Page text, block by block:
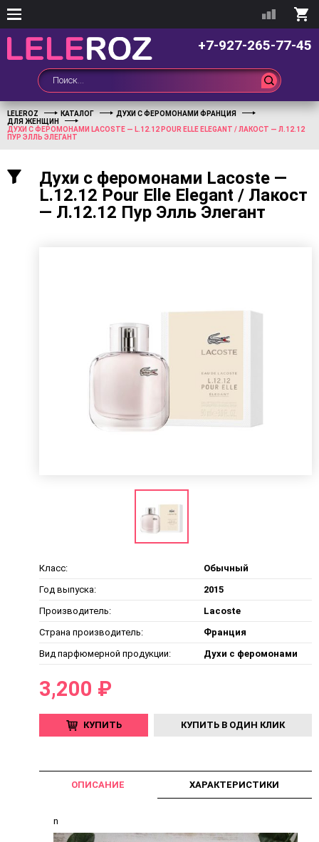
+7-927-265-77-45
LELEROZ КАТАЛОГ
ДУХИ С ФЕРОМОНАМИ ФРАНЦИЯ
ДЛЯ ЖЕНЩИН
ДУХИ С ФЕРОМОНАМИ LACOSTE — L.12.12 POUR ELLE ELEGANT / ЛАКОСТ — Л.12.12
ПУР ЭЛЛЬ ЭЛЕГАНТ
Духи с феромонами Lacoste —
L.12.12 Pour Elle Elegant / Лакост
— Л.12.12 Пур Элль Элегант
Класс:
Обычный
Год выпуска:
2015
Производитель:
Lacoste
Страна производитель:
Франция
Вид парфюмерной продукции:
Духи с феромонами
3,200 ₽
КУПИТЬ КУПИТЬ В ОДИН КЛИК
ОПИСАНИЕ ХАРАКТЕРИСТИКИ
n